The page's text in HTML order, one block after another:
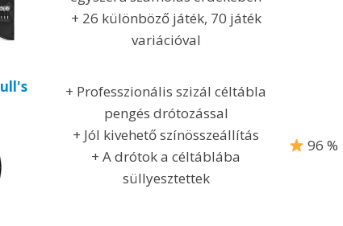
+ 26 különböző játék, 70 játék
variációval
+ Professzionális szizál céltábla
pengés drótozással
+ Jól kivehető színösszeállítás
+ A drótok a céltáblába
süllyesztettek
96 %